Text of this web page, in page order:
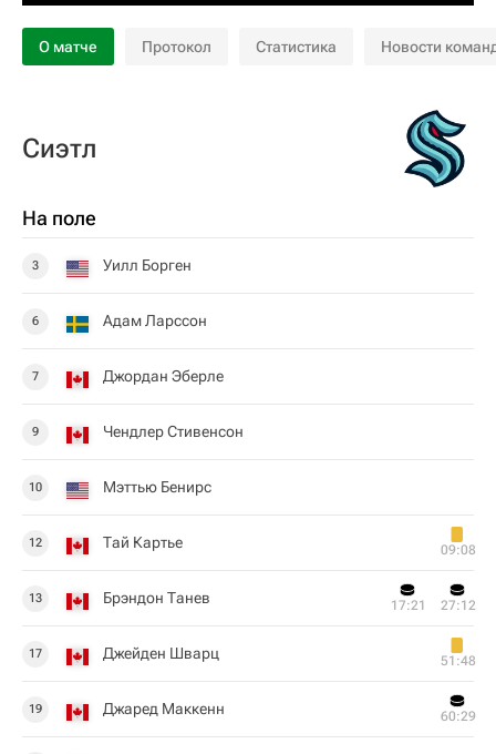
О матче Протокол Статистика Новости
Сиэтл
На поле
3 Уилл Борген
6 Адам Ларссон
7 Джордан Эберле
9 Чендлер Стивенсон
10 Мэттью Бенирс
12 Тай Картье 09:08
13 Брэндон Танев 17:21 27:12
17 Джейден Шварц 51:48
19 Джаред Маккенн 60:29